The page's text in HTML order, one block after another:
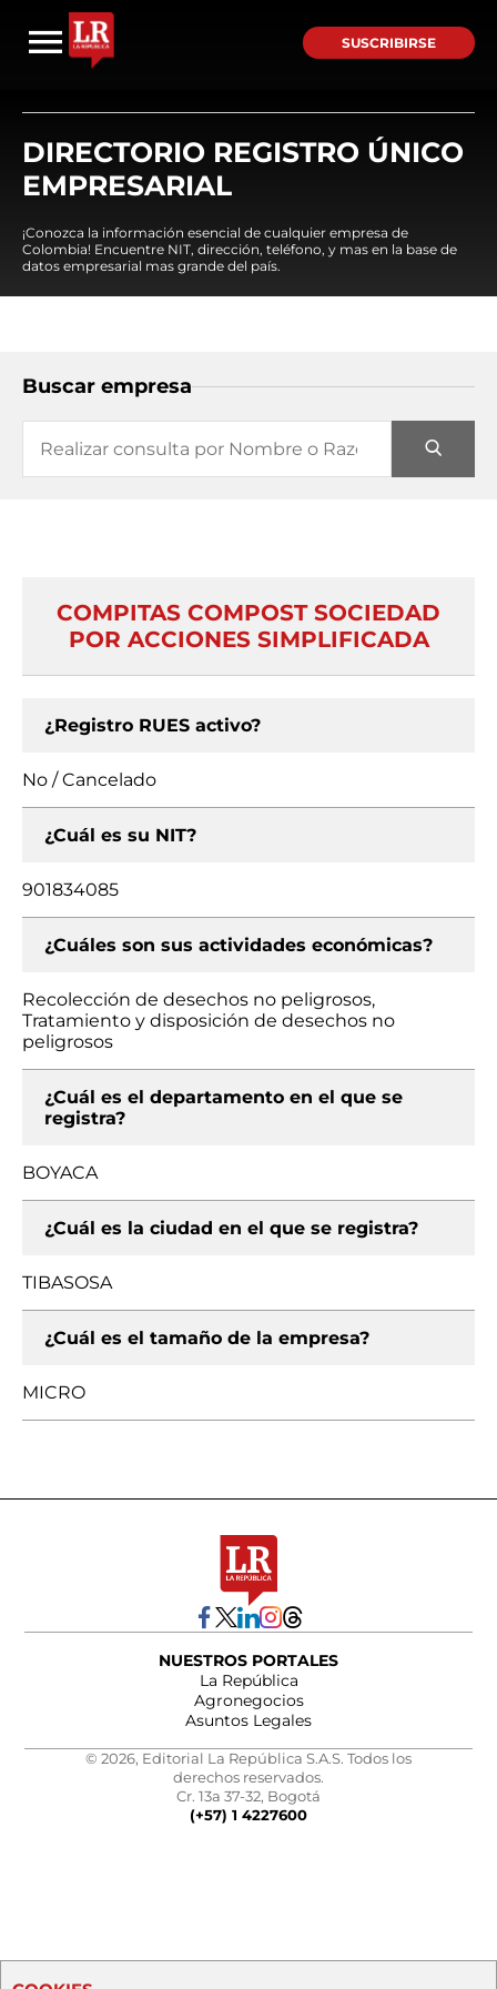
SUSCRIBIRSE
DIRECTORIO REGISTRO ÚNICO
EMPRESARIAL
¡Conozca la información esencial de cualquier empresa de
Colombia! Encuentre NIT, dirección, teléfono, y mas en la base de
datos empresarial mas grande del país.
Buscar empresa
COMPITAS COMPOST SOCIEDAD
POR ACCIONES SIMPLIFICADA
¿Registro RUES activo?
No / Cancelado
¿Cuál es su NIT?
901834085
¿Cuáles son sus actividades económicas?
Recolección de desechos no peligrosos,
Tratamiento y disposición de desechos no
peligrosos
¿Cuál es el departamento en el que se
registra?
BOYACA
¿Cuál es la ciudad en el que se registra?
TIBASOSA
¿Cuál es el tamaño de la empresa?
MICRO
NUESTROS PORTALES
La República
Agronegocios
Asuntos Legales
© 2026, Editorial La República S.A.S. Todos los
derechos reservados.
Cr. 13a 37-32, Bogotá
(+57) 1 4227600